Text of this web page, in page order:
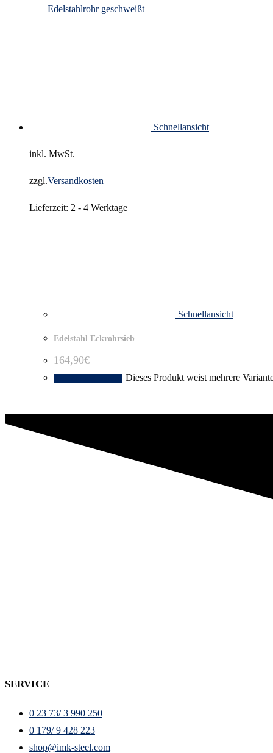
Edelstahlrohr geschweißt
Schnellansicht
inkl. MwSt.
zzgl.Versandkosten
Lieferzeit: 2 - 4 Werktage
Schnellansicht
Edelstahl Eckrohrsieb
164,90€
Dieses Produkt weist mehrere
SERVICE
0 23 73/ 3 990 250
0 179/ 9 428 223
shop@imk-steel.com